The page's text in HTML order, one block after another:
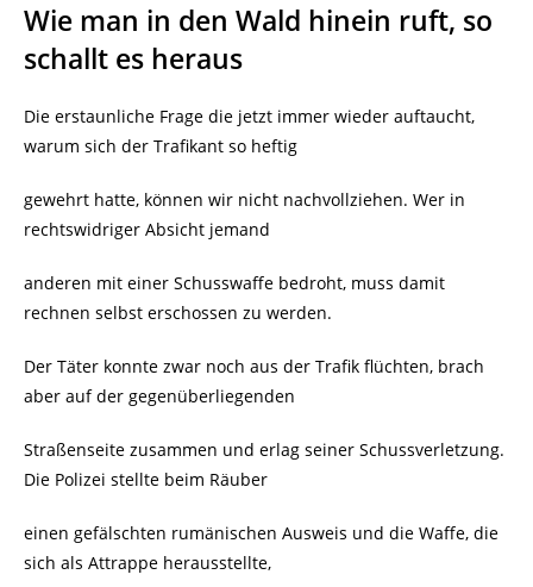
Wie man in den Wald hinein ruft, so
schallt es heraus
Die erstaunliche Frage die jetzt immer wieder auftaucht,
warum sich der Trafikant so heftig
gewehrt hatte, können wir nicht nachvollziehen. Wer in
rechtswidriger Absicht jemand
anderen mit einer Schusswaffe bedroht, muss damit
rechnen selbst erschossen zu werden.
Der Täter konnte zwar noch aus der Trafik flüchten, brach
aber auf der gegenüberliegenden
Straßenseite zusammen und erlag seiner Schussverletzung.
Die Polizei stellte beim Räuber
einen gefälschten rumänischen Ausweis und die Waffe, die
sich als Attrappe herausstellte,